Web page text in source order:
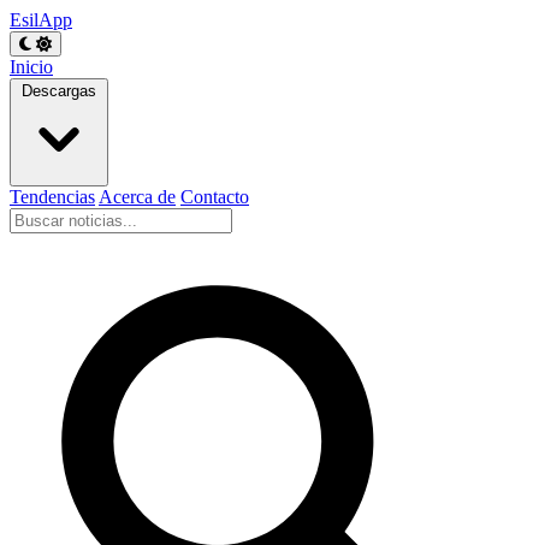
EsilApp
Inicio
Descargas
Tendencias Acerca de Contacto